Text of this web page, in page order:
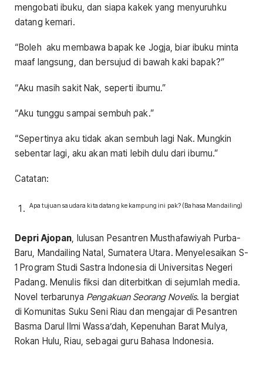
mengobati ibuku, dan siapa kakek yang menyuruhku
datang kemari.
“Boleh aku membawa bapak ke Jogja, biar ibuku minta
maaf langsung, dan bersujud di bawah kaki bapak?”
“Aku masih sakit Nak, seperti ibumu.”
“Aku tunggu sampai sembuh pak.”
“Sepertinya aku tidak akan sembuh lagi Nak. Mungkin
sebentar lagi, aku akan mati lebih dulu dari ibumu.”
Catatan:
Apa tujuan saudara kita datang ke kampung ini pak? (Bahasa Mandailing)
Depri Ajopan , lulusan Pesantren Musthafawiyah Purba-
Baru, Mandailing Natal, Sumatera Utara. Menyelesaikan S-
1 Program Studi Sastra Indonesia di Universitas Negeri
Padang. Menulis fiksi dan diterbitkan di sejumlah media.
Novel terbarunya Pengakuan Seorang Novelis. Ia bergiat
di Komunitas Suku Seni Riau dan mengajar di Pesantren
Basma Darul Ilmi Wassa’dah, Kepenuhan Barat Mulya,
Rokan Hulu, Riau, sebagai guru Bahasa Indonesia.